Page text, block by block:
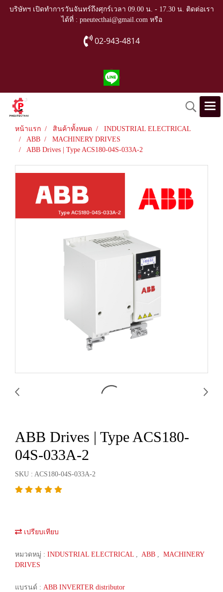
บริษัทฯ เปิดทำการวันจันทร์ถึงศุกร์เวลา 09.00 น. - 17.30 น. ติดต่อเรา
ได้ที่ : pneutecthai@gmail.com หรือ
02-943-4814
หน้าแรก สินค้าทั้งหมด
INDUSTRIAL ELECTRICAL
ABB
MACHINERY DRIVES
ABB Drives | Type ACS180-04S-033A-2
ABB Drives | Type ACS180-
04S-033A-2
SKU : ACS180-04S-033A-2
เปรียบเทียบ
หมวดหมู่ : INDUSTRIAL ELECTRICAL , ABB , MACHINERY
DRIVES
แบรนด์ : ABB INVERTER distributor